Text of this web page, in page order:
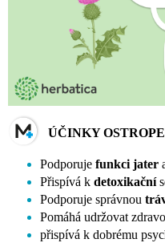
ÚČINKY
Podporuje funkci jater
Přispívá k detoxikační
Podporuje správnou
Pomáhá udržovat
přispívá k dobrému